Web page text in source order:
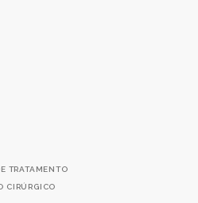
TRATAMENTO
CIRÚRGICO